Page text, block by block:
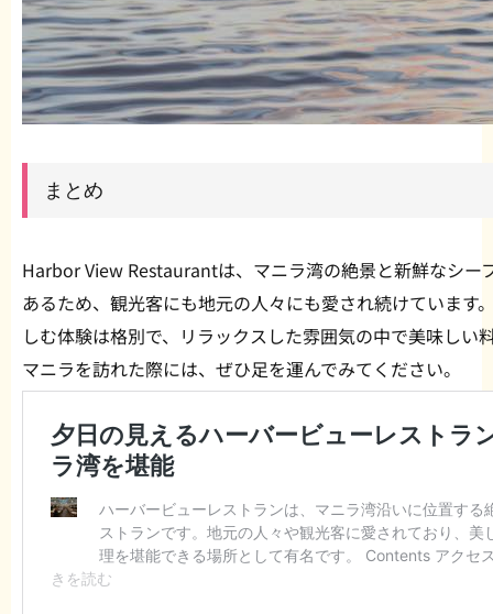
まとめ
Harbor View Restaurantは、マニラ湾の絶景と新鮮なシー
あるため、観光客にも地元の人々にも愛され続けています
しむ体験は格別で、リラックスした雰囲気の中で美味しい
マニラを訪れた際には、ぜひ足を運んでみてください。